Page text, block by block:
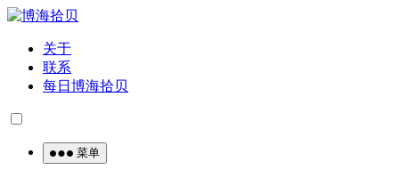
关于
联系
每日博海拾贝
菜单